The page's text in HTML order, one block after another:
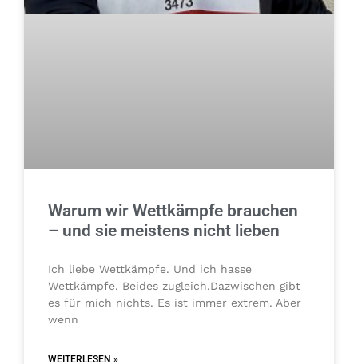
Warum wir Wettkämpfe brauchen
– und sie meistens nicht lieben
Ich liebe Wettkämpfe. Und ich hasse
Wettkämpfe. Beides zugleich.Dazwischen gibt
es für mich nichts. Es ist immer extrem. Aber
wenn
WEITERLESEN »